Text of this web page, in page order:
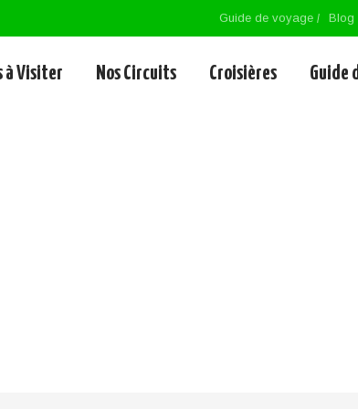
Guide de voyage Blog
à Visiter Nos Circuits Croisières Guide